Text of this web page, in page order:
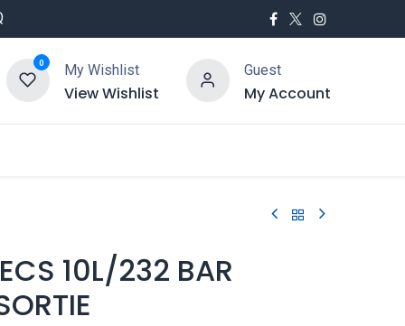
0 My Wishlist
View Wishlist
Guest
My Account
10L/232 BAR